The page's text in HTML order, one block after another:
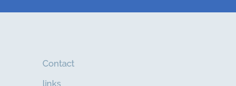
Contact
links